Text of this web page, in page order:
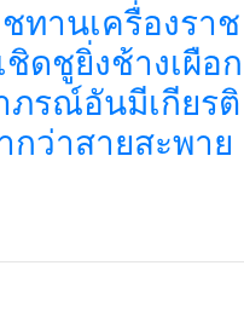
ทานเครื่องราช
ดชูยิ่งช้างเผือก
ภรณ์อันมีเกียรติ
กว่าสายสะพาย